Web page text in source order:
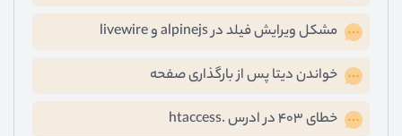
مشکل ویرایش فیلد در alpinejs و livewire
خواندن دیتا پس از بارگذاری صفحه
خطای ۴۰۳ در ادرس .htaccess